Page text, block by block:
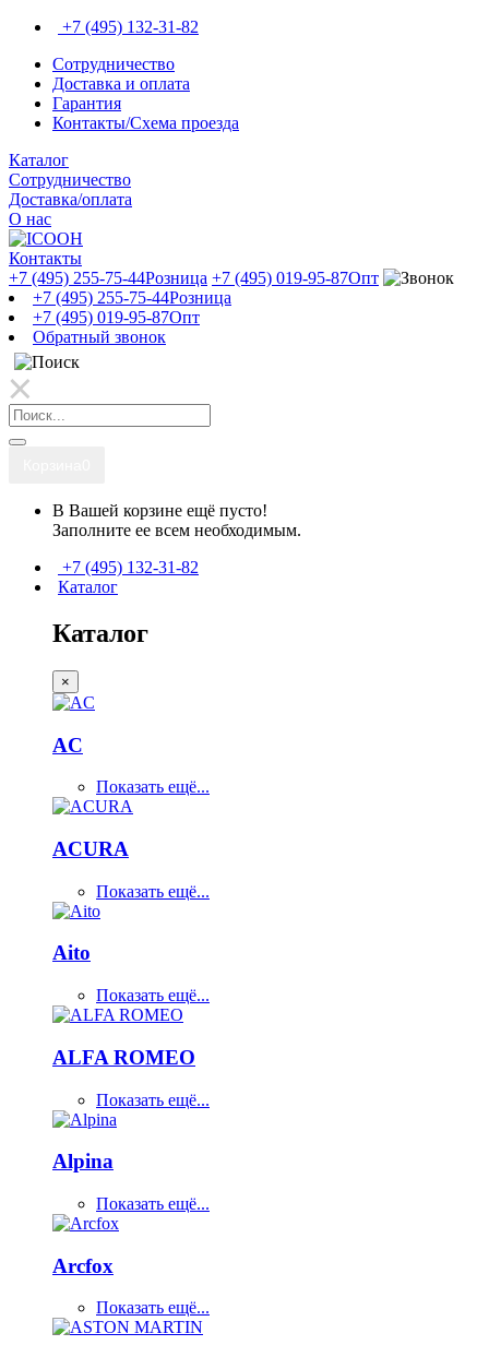
+7 (495) 132-31-82
Сотрудничество
Доставка и оплата
Гарантия
Контакты/Схема проезда
Каталог
Сотрудничество
Доставка/оплата
О нас
Контакты
+7 (495) 255-75-44Розница +7 (495) 019-95-87Опт
+7 (495) 255-75-44Розница
+7 (495) 019-95-87Опт
Обратный звонок
В Вашей корзине ещё пусто!
Заполните ее всем необходимым.
+7 (495) 132-31-82
Каталог
Каталог
×
AC
Показать ещё...
ACURA
Показать ещё...
Aito
Показать ещё...
ALFA ROMEO
Показать ещё...
Alpina
Показать ещё...
Arcfox
Показать ещё...